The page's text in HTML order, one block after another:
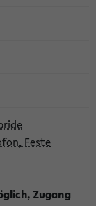
Feste
Zugang